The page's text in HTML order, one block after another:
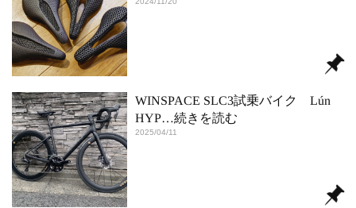
WINSPACE SLC3試乗バイク Lún
HYP…続きを読む
2025/04/11